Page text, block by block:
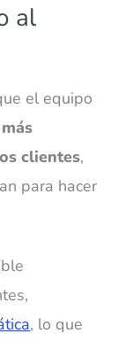
al
el equipo
más
clientes,
para hacer
, lo que